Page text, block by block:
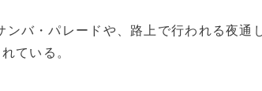
バ・パレードや、路上で行われる夜通
ている。